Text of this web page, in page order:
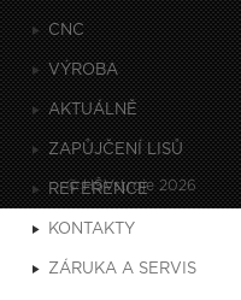
CNC
VÝROBA
AKTUÁLNĚ
ZAPŮJČENÍ LISŮ
REFERENCE
KONTAKTY
ZÁRUKA A SERVIS
© HŠVstroje 2026